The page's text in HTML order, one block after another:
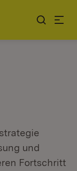
und
Fortschritt